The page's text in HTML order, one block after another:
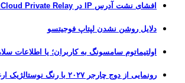
افشای نشت آدرس IP در iCloud Private Relay اپل؛ سیستم پاس‌کی چگونه حریم خصوصی کاربران را لو می‌دهد؟
دلایل روشن نشدن لپتاپ فوجیتسو
اولتیماتوم سامسونگ به کاربران؛ یا
رونمایی از دوج چارجر ۲۰۲۷ با رنگ نوستالژیک ارغوانی به مناسبت ۶۰ سالگی این عضله‌ساز آمریکایی